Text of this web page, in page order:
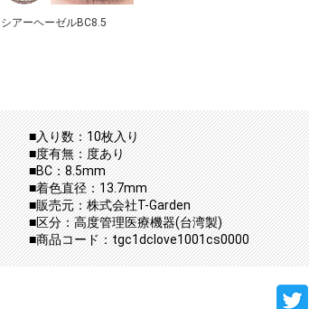
シアーヘーゼルBC8.5
■入り数：10枚入り
■度有無：度あり
■BC：8.5mm
■着色直径：13.7mm
■販売元：株式会社T-Garden
■区分：高度管理医療機器(台湾製)
■商品コード：tgc1dclove1001cs0000